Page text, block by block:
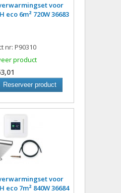
voor
eco 6m² 720W 36683
nr: P90310
product
Reserveer product
voor
eco 7m² 840W 36684